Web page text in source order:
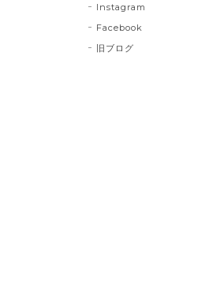
Instagram
Facebook
旧ブログ